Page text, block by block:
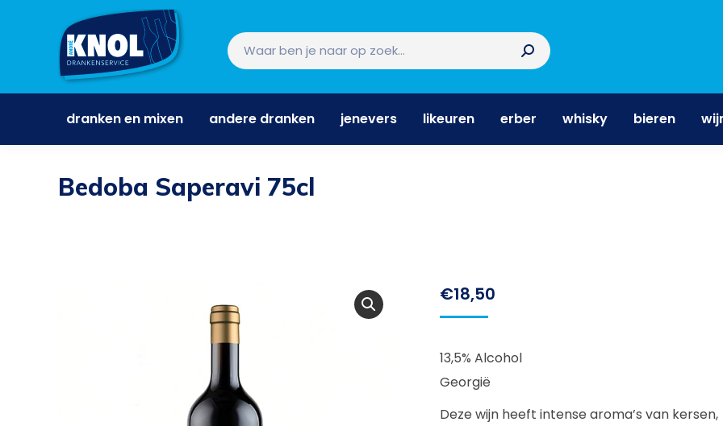
dranken en mixen andere dranken jenevers likeuren erber whisky bieren
Bedoba Saperavi 75cl
€18,50
13,5% Alcohol
Georgië
Deze wijn heeft intense aroma’s van kersen,
dranken en mixen